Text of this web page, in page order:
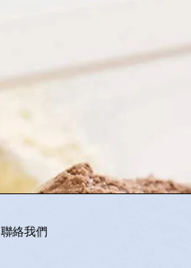
聯絡我們